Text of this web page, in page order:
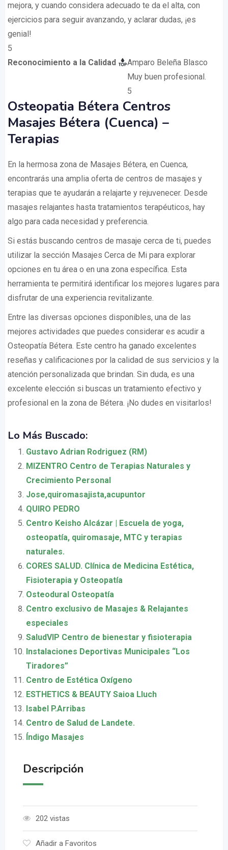
mejora, y cuando considera adecuado te da el alta, con
ejercicios para seguir avanzando, y aclarar dudas, ¡es
genial!
5
Reconocimiento a la Calidad
Amparo Beleña Blasco
Muy buen profesional.
5
Osteopatia Bétera Centros
Masajes Bétera (Cuenca) –
Terapias
En la hermosa zona de Masajes Bétera, en Cuenca,
encontrarás una amplia oferta de centros de masajes y
terapias que te ayudarán a relajarte y rejuvenecer. Desde
masajes relajantes hasta tratamientos terapéuticos, hay
algo para cada necesidad y preferencia.
Si estás buscando centros de masaje cerca de ti, puedes
utilizar la sección Masajes Cerca de Mi para explorar
opciones en tu área o en una zona específica. Esta
herramienta te permitirá identificar los mejores lugares para
disfrutar de una experiencia revitalizante.
Entre las diversas opciones disponibles, una de las
mejores actividades que puedes considerar es acudir a
Osteopatía Bétera. Este centro ha ganado excelentes
reseñas y calificaciones por la calidad de sus servicios y la
atención personalizada que brindan. Sin duda, es una
excelente elección si buscas un tratamiento efectivo y
profesional en la zona de Bétera. ¡No dudes en visitarlos!
Lo Más Buscado:
Gustavo Adrian Rodriguez (RM)
MIZENTRO Centro de Terapias Naturales y
Crecimiento Personal
Jose,quiromasajista,acupuntor
QUIRO PEDRO
Centro Keisho Alcázar | Escuela de yoga,
osteopatía, quiromasaje, MTC y terapias
naturales.
CORES SALUD. Clínica de Medicina Estética,
Fisioterapia y Osteopatía
Osteodural Osteopatía
Centro exclusivo de Masajes & Relajantes
especiales
SaludVIP Centro de bienestar y fisioterapia
Instalaciones Deportivas Municipales “Los
Tiradores”
Centro de Estética Oxígeno
ESTHETICS & BEAUTY Saioa Lluch
Isabel P.Arribas
Centro de Salud de Landete.
Índigo Masajes
Descripción
202 vistas
Añadir a Favoritos